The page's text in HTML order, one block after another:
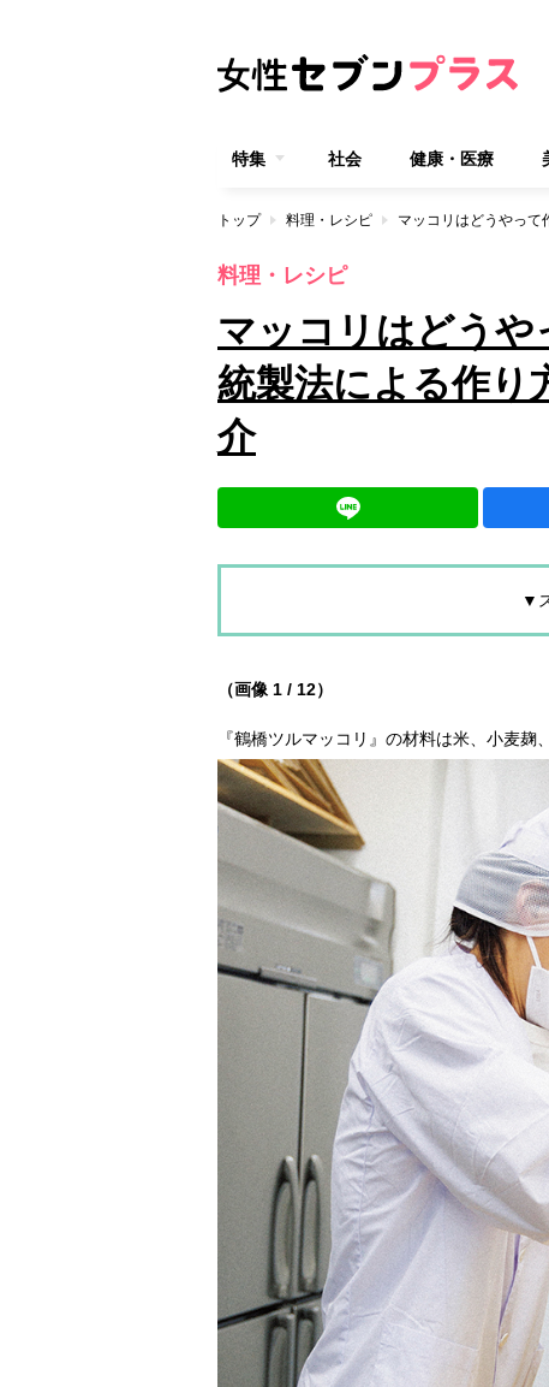
特集 社会 健康・医療
トップ 料理・レシピ
料理・レシピ
マッコリはどう
統製法による作り
介
▼
（画像 1 / 12）
『鶴橋ツルマッコリ』の材料は米、小麦麹